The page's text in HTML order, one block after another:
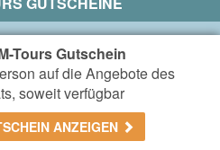
Tours Gutschein
auf die Angebote des
soweit verfügbar
ANZEIGEN